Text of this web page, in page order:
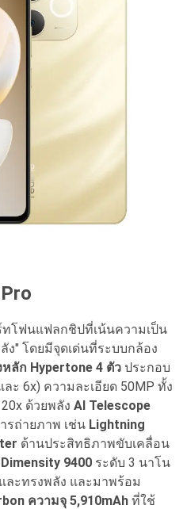
โฟนแฟลกชิปที่เน้นความเป็น
ง" โดยมีจุดเด่นที่ระบบกล้อง
หลัก Hypertone 4 ตัว ประกอบ
ะ 6x) ความละเอียด 50MP ทั้ง
ด้วยพลัง AI Telescope
รถ่ายภาพ เช่น Lightning
ด้านประสิทธิภาพขับเคลื่อน
9400 ระดับ 3 นาโน
ละทรงพลัง และมาพร้อม
ความจุ 5,910mAh ที่ใช้